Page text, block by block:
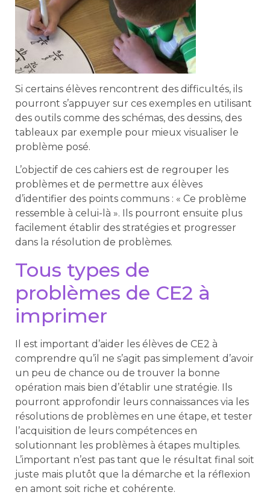
Si certains élèves rencontrent des difficultés, ils
pourront s’appuyer sur ces exemples en utilisant
des outils comme des schémas, des dessins, des
tableaux par exemple pour mieux visualiser le
problème posé.
L’objectif de ces cahiers est de regrouper les
problèmes et de permettre aux élèves
d’identifier des points communs : « Ce problème
ressemble à celui-là ». Ils pourront ensuite plus
facilement établir des stratégies et progresser
dans la résolution de problèmes.
Tous types de
problèmes de CE2 à
imprimer
Il est important d’aider les élèves de CE2 à
comprendre qu’il ne s’agit pas simplement d’avoir
un peu de chance ou de trouver la bonne
opération mais bien d’établir une stratégie. Ils
pourront approfondir leurs connaissances via les
résolutions de problèmes en une étape, et tester
l’acquisition de leurs compétences en
solutionnant les problèmes à étapes multiples.
L’important n’est pas tant que le résultat final soit
juste mais plutôt que la démarche et la réflexion
en amont soit riche et cohérente.